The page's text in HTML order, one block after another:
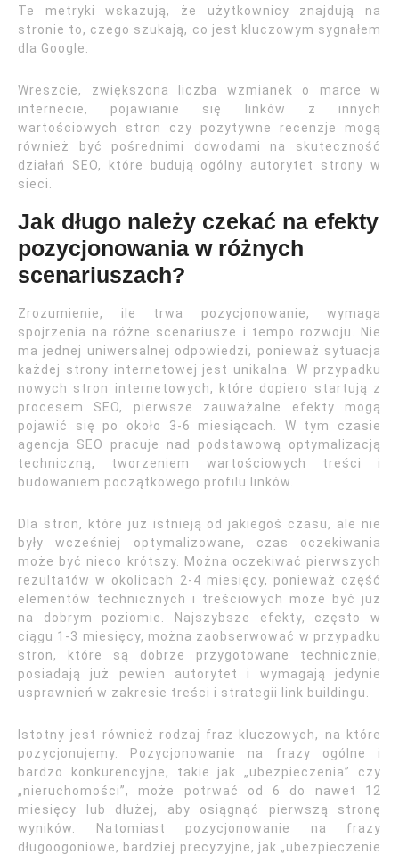
Te metryki wskazują, że użytkownicy znajdują na
stronie to, czego szukają, co jest kluczowym sygnałem
dla Google.
Wreszcie, zwiększona liczba wzmianek o marce w
internecie, pojawianie się linków z innych
wartościowych stron czy pozytywne recenzje mogą
również być pośrednimi dowodami na skuteczność
działań SEO, które budują ogólny autorytet strony w
sieci.
Jak długo należy czekać na efekty
pozycjonowania w różnych
scenariuszach?
Zrozumienie, ile trwa pozycjonowanie, wymaga
spojrzenia na różne scenariusze i tempo rozwoju. Nie
ma jednej uniwersalnej odpowiedzi, ponieważ sytuacja
każdej strony internetowej jest unikalna. W przypadku
nowych stron internetowych, które dopiero startują z
procesem SEO, pierwsze zauważalne efekty mogą
pojawić się po około 3-6 miesiącach. W tym czasie
agencja SEO pracuje nad podstawową optymalizacją
techniczną, tworzeniem wartościowych treści i
budowaniem początkowego profilu linków.
Dla stron, które już istnieją od jakiegoś czasu, ale nie
były wcześniej optymalizowane, czas oczekiwania
może być nieco krótszy. Można oczekiwać pierwszych
rezultatów w okolicach 2-4 miesięcy, ponieważ część
elementów technicznych i treściowych może być już
na dobrym poziomie. Najszybsze efekty, często w
ciągu 1-3 miesięcy, można zaobserwować w przypadku
stron, które są dobrze przygotowane technicznie,
posiadają już pewien autorytet i wymagają jedynie
usprawnień w zakresie treści i strategii link buildingu.
Istotny jest również rodzaj fraz kluczowych, na które
pozycjonujemy. Pozycjonowanie na frazy ogólne i
bardzo konkurencyjne, takie jak „ubezpieczenia” czy
„nieruchomości”, może potrwać od 6 do nawet 12
miesięcy lub dłużej, aby osiągnąć pierwszą stronę
wyników. Natomiast pozycjonowanie na frazy
długoogoniowe, bardziej precyzyjne, jak „ubezpieczenie